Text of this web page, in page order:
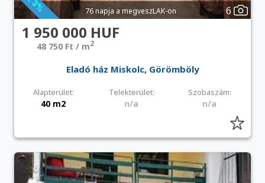
76 napja a megveszLAK-on 6
1 950 000 HUF
48 750 Ft / m2
Eladó ház Miskolc, Görömböly
Alapterület: Telekterület: Szobaszám:
40 m2 n/a n/a